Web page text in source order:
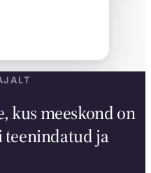
kus meeskond on
ja